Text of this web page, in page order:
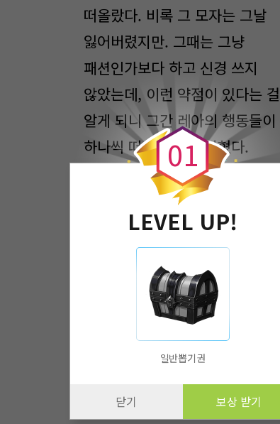
떠올랐다. 비록 그 모자는 그날
잃어버렸지만. 그때는 그냥
패션인가보다 하고 신경 쓰지
않았는데, 이런 약점이 있다는 걸
알게 되니 그간 레아의 행동들이
하나씩 떠올라 눈에 밟혔다.
"시작하려나 봐."
의미 없이 제 신발 끝을
바라보며 습관처럼 생각에 빠져
있다가 문득 옆에서 들린 레아의
목소리에 고개를 들었다.
인형사의 긴박한 목소리가
등장한 검은 머리 용사
인형에게로 시선을 끌게 했다.
인형사는 남자인데도 목소리가
가늘어졌다가 다시 굵어지기를
0
0
1
LEVEL UP!
일반뽑기권
닫기 보상 받기